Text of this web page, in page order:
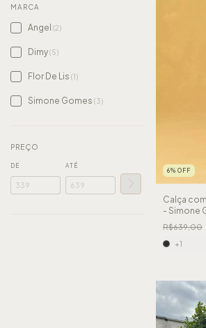
MARCA
Angel (2)
Dimy(5)
Flor De Lis (1)
Simone Gomes (3)
PREÇO
DE ATÉ
6% OFF
Calça
- Simone
R$639,00
+1